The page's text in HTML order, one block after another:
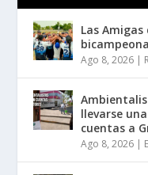
Las Amigas
Ago 8, 2026 |
llevarse
cuentas a
Ago 8, 2026 |